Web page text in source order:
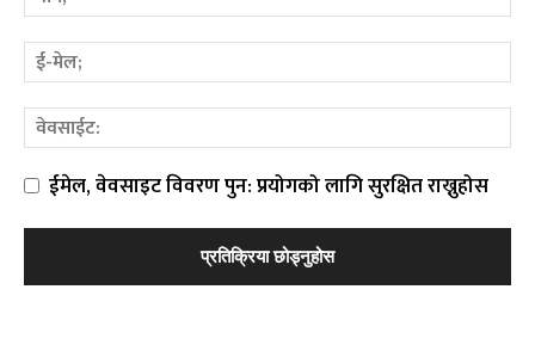
ईमेल, वेवसाइट विवरण पुन: प्रयोगको लागि सुरक्षित राख्नुहोस